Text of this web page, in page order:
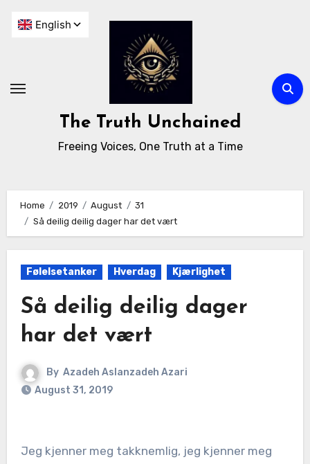
The Truth Unchained
Freeing Voices, One Truth at a Time
Home 2019 August
31
Så deilig deilig dager har det vært
Følelsetanker Hverdag Kjærlighet
Så deilig deilig dager
har det vært
By Azadeh Aslanzadeh Azari
August 31, 2019
Jeg kjenner meg takknemlig, jeg kjenner meg